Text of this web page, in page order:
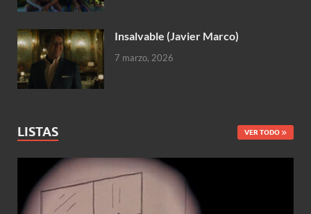
Insalvable (Javier Marco)
7 marzo, 2026
LISTAS VER TODO